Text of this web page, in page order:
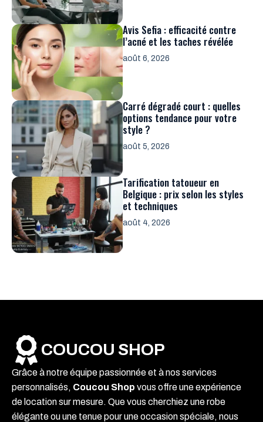
Avis Sefia : efficacité contre
l’acné et les taches révélée
août 6, 2026
Carré dégradé court : quelles
options tendance pour votre
style ?
août 5, 2026
Tarification tatoueur en
Belgique : prix selon les styles
et techniques
août 4, 2026
COUCOU SHOP
Grâce à notre équipe passionnée et à nos services
personnalisés, Coucou Shop vous offre une expérience
de location sur mesure. Que vous cherchiez une robe
élégante ou une tenue pour une occasion spéciale, nous